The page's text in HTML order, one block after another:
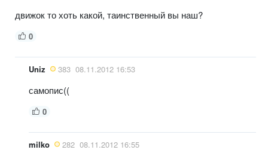
движок то хоть какой, таинственный вы наш?
0
Uniz 383 08.11.2012 16:53
самопис((
0
milko 282 08.11.2012 16:55